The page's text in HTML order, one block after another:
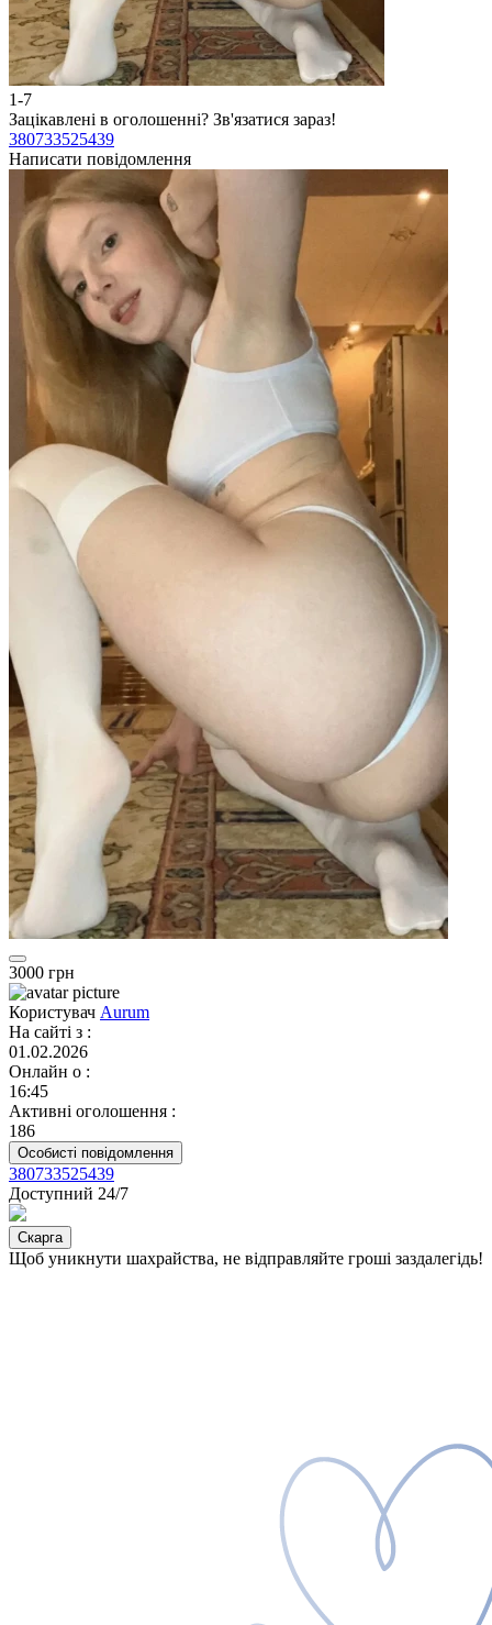
1-7
Зацікавлені в оголошенні? Зв'язатися зараз!
380733525439
Написати повідомлення
3000 грн
Користувач Aurum
На сайті з :
01.02.2026
Онлайн о :
16:45
Активні оголошення :
186
Особисті повідомлення
380733525439
Доступний 24/7
Скарга
Щоб уникнути шахрайства, не відправляйте гроші заздалегідь!